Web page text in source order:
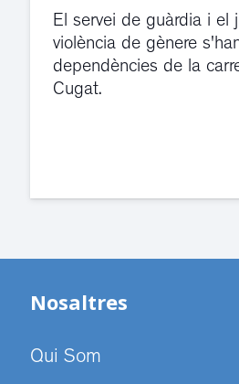
El servei de guàrdia i el
violència de gènere
dependències de la
Cugat.
Nosaltres
Qui Som